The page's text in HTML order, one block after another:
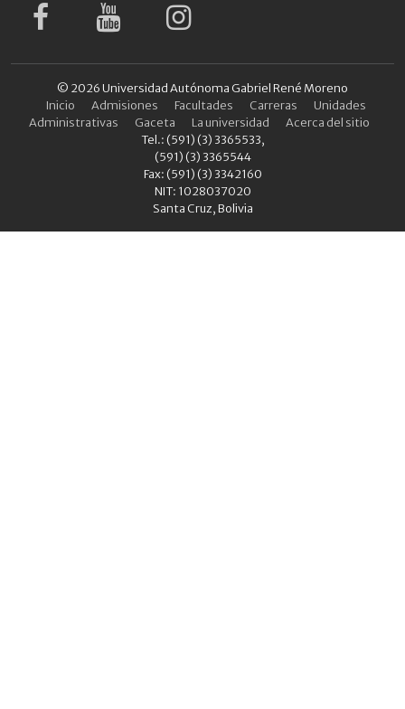
© 2026 Universidad Autónoma Gabriel René Moreno
Inicio
Admisiones Facultades Carreras
Unidades
Administrativas
Gaceta La universidad
Acerca del sitio
Tel.: (591) (3) 3365533,
(591) (3) 3365544
Fax: (591) (3) 3342160
NIT: 1028037020
Santa Cruz, Bolivia